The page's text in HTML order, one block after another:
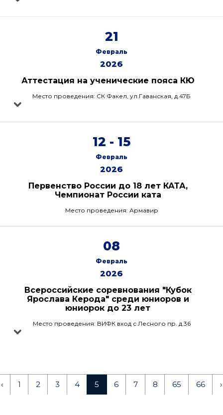
21
Февраль
2026
Аттестация на ученические пояса КЮ
Место проведения: СК Факел, ул.Гаванская, д.47Б
12 - 15
Февраль
2026
Первенство России до 18 лет КАТА,
Чемпионат России ката
Место проведения: Армавир
08
Февраль
2026
Всероссийские соревнования "Кубок
Ярослава Керода" среди юниоров и
юниорок до 23 лет
Место проведения: ВИФК вход с Лесного пр. д.36
‹ 1 2 3 4 5 6 7 8 65 66 ›